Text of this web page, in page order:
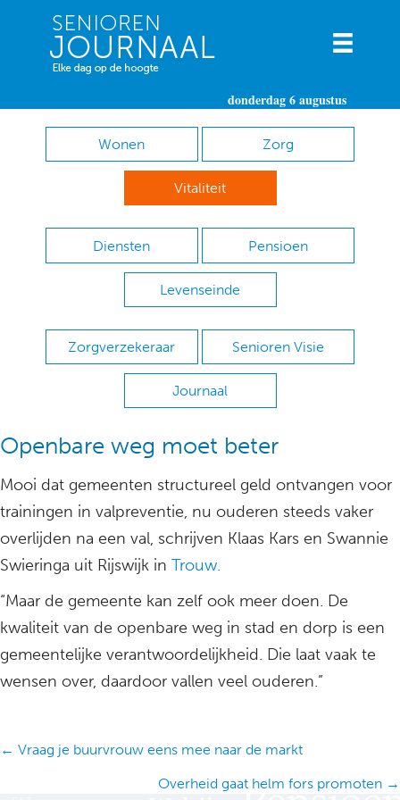
donderdag 6 augustus
Wonen Zorg
Vitaliteit
Diensten Pensioen
Levenseinde
Zorgverzekeraar Senioren Visie
Journaal
Openbare weg moet beter
Mooi dat gemeenten structureel geld ontvangen voor
trainingen in valpreventie, nu ouderen steeds vaker
overlijden na een val, schrijven Klaas Kars en Swannie
Swieringa uit Rijswijk in Trouw.
“Maar de gemeente kan zelf ook meer doen. De
kwaliteit van de openbare weg in stad en dorp is een
gemeentelijke verantwoordelijkheid. Die laat vaak te
wensen over, daardoor vallen veel ouderen.”
Posts
← Vraag je buurvrouw eens mee naar de markt
Overheid gaat helm fors promoten →